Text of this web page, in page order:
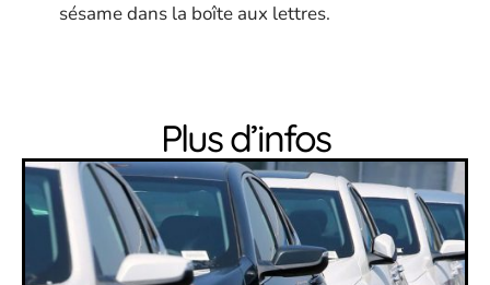
sésame dans la boîte aux lettres.
Plus d’infos